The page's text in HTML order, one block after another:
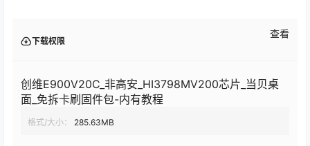
下载权限
查看
创维E900V20C_非高安_HI3798MV200芯片_当贝桌
面_免拆卡刷固件包-内有教程
格式/大小： 285.63MB